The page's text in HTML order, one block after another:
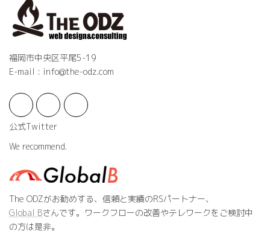
福岡市中央区平尾5-19
E-mail : info@the-odz.com
公式Twitter
We recommend.
The ODZがお勧めする、信頼と実績のRSパートナー、
Global Bさんです。ワークフローの改善やテレワークをご検討中
の方は是非。